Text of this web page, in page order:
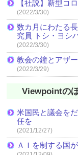
【社説】新型コ
(2022/3/30)
数カ月にわたる
究員 トシ・ヨシ
(2022/3/30)
教会の鐘とアザ
(2022/3/29)
Viewpointの
米国民と議会を
任を
(2021/12/27)
ＡＩを制する国